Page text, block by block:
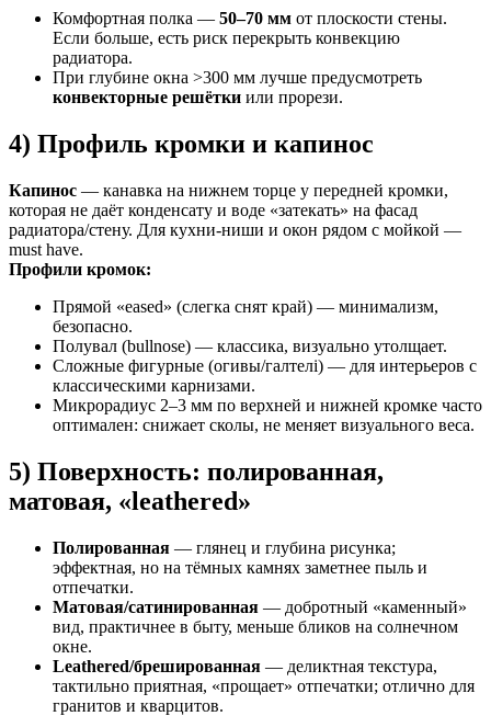
Комфортная полка — 50–70 мм от плоскости стены.
Если больше, есть риск перекрыть конвекцию
радиатора.
При глубине окна >300 мм лучше предусмотреть
конвекторные решётки или прорези.
4) Профиль кромки и капинос
Капинос — канавка на нижнем торце у передней кромки,
которая не даёт конденсату и воде «затекать» на фасад
радиатора/стену. Для кухни-ниши и окон рядом с мойкой —
must have.
Профили кромок:
Прямой «eased» (слегка снят край) — минимализм,
безопасно.
Полувал (bullnose) — классика, визуально утолщает.
Сложные фигурные (огивы/галтелі) — для интерьеров с
классическими карнизами.
Микрорадиус 2–3 мм по верхней и нижней кромке часто
оптимален: снижает сколы, не меняет визуального веса.
5) Поверхность: полированная,
матовая, «leathered»
Полированная — глянец и глубина рисунка;
эффектная, но на тёмных камнях заметнее пыль и
отпечатки.
Матовая/сатинированная — добротный «каменный»
вид, практичнее в быту, меньше бликов на солнечном
окне.
Leathered/брешированная — деликтная текстура,
тактильно приятная, «прощает» отпечатки; отлично для
гранитов и кварцитов.